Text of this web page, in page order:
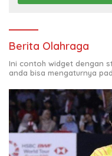
Berita Olahraga
Ini contoh widget dengan
anda bisa mengaturnya